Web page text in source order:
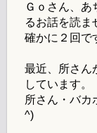
Ｇｏさん、あ
るお話を読ま
確かに２回で
最近、所さん
しています。
所さん・バカ
^)